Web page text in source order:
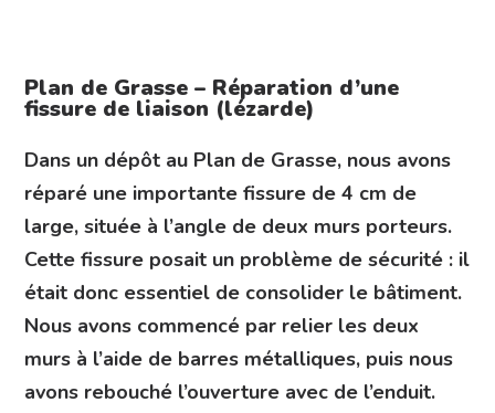
Plan de Grasse – Réparation d’une
fissure de liaison (lézarde)
Dans un dépôt au Plan de Grasse, nous avons
réparé une importante fissure de 4 cm de
large, située à l’angle de deux murs porteurs.
Cette fissure posait un problème de sécurité : il
était donc essentiel de consolider le bâtiment.
Nous avons commencé par relier les deux
murs à l’aide de barres métalliques, puis nous
avons rebouché l’ouverture avec de l’enduit.